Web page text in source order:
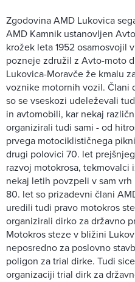
Zgodovina AMD Lukovica
AMD Kamnik ustanovljen
krožek leta 1952 osamosvojil
pozneje združil z Avto-moto
Lukovica-Moravče že kmalu
voznike motornih vozil. Člani
so se vseskozi udeleževali
in avtomobili, kar nekaj
organizirali tudi sami - od
prvega motociklističnega
drugi polovici 70. let
razvoj motokrosa, tekmovalci
nekaj letih povzpeli v sam
80. let so prizadevni člani
uredili tudi pravo motokros
organizirali dirko za državno
Motokros steze v bližini
neposredno za poslovno
poligon za trial dirke. Tudi
organizaciji trial dirk za